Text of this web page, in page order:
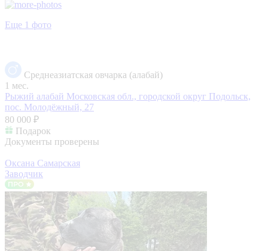
Еще 1 фото
Среднеазиатская овчарка (алабай)
1 мес.
Рыжий алабай Московская обл., городской округ Подольск,
пос. Молодёжный, 27
80 000 ₽
Подарок
Документы проверены
Оксана Самарская
Заводчик